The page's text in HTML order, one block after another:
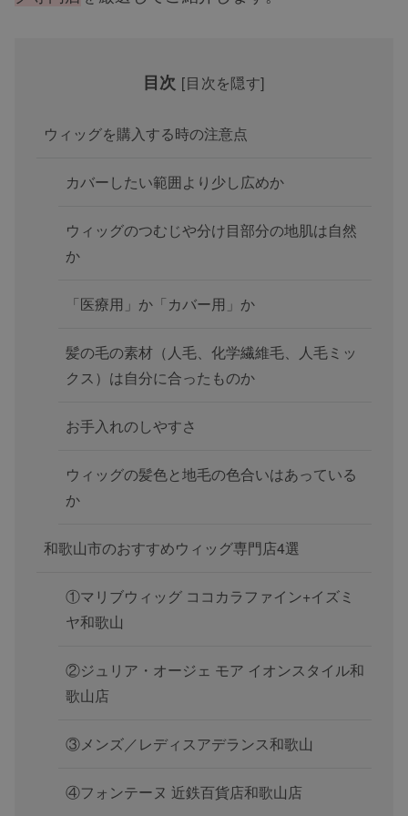
目次 [目次を隠す]
ウィッグを購入する時の注意点
カバーしたい範囲より少し広めか
ウィッグのつむじや分け目部分の地肌は自然
か
「医療用」か「カバー用」か
髪の毛の素材（人毛、化学繊維毛、人毛ミッ
クス）は自分に合ったものか
お手入れのしやすさ
ウィッグの髪色と地毛の色合いはあっている
か
和歌山市のおすすめウィッグ専門店4選
①マリブウィッグ ココカラファイン+イズミ
ヤ和歌山
②ジュリア・オージェ モア イオンスタイル和
歌山店
③メンズ／レディスアデランス和歌山
④フォンテーヌ 近鉄百貨店和歌山店